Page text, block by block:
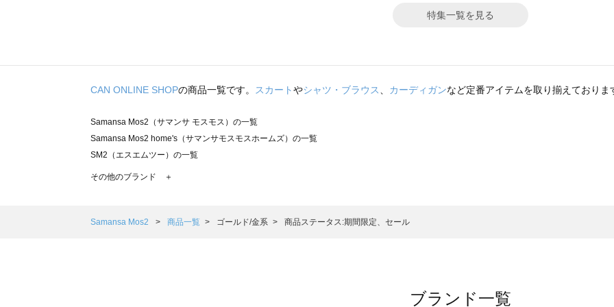
特集一覧を見る
CAN ONLINE SHOPの商品一覧です。 スカートやシャツ・ブラウス、 カーディガンなど定番アイテムを取り揃えておりま
Samansa Mos2（サマンサ モスモス）の一覧
Samansa Mos2 home's（サマンサモスモスホームズ）の一覧
SM2（エスエムツー）の一覧
TSUHARU by Samansa Mos2（ツハルバイサマンサモスモス）の一覧
Samansa Mos2 Lagom（サマンサモスモス ラーゴム）の一覧
その他のブランド ＋
Samansa Mos2 商品一覧 ゴールド/金系 商品ステータス:期間限定、セール
ブランド一覧